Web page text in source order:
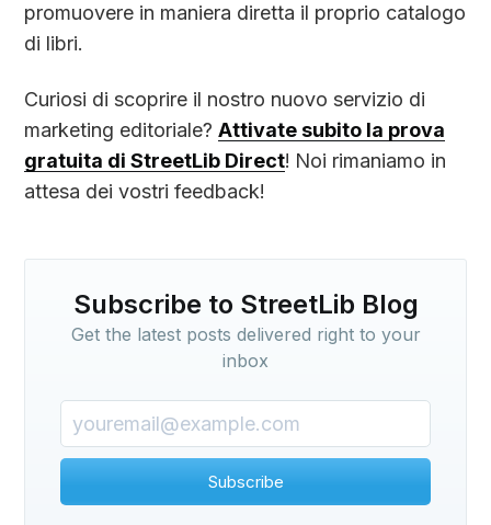
promuovere in maniera diretta il proprio catalogo
di libri.
Curiosi di scoprire il nostro nuovo servizio di
marketing editoriale?Attivate subito la prova
gratuita di StreetLib Direct! Noi rimaniamo in
attesa dei vostri feedback!
Subscribe to StreetLib Blog
Get the latest posts delivered right to your
inbox
Subscribe